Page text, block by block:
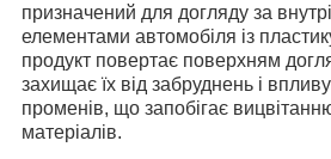
призначений для догляду за
елементами автомобіля із
продукт повертає поверхням
захищає їх від забруднень і
променів, що запобігає
матеріалів.